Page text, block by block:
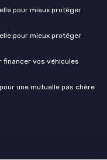
pour mieux protéger
pour mieux protéger
vos véhicules
une mutuelle pas chère